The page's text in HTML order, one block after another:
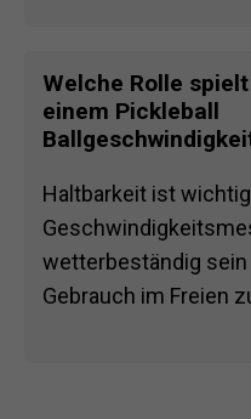
Welche Rolle
einem Pickleball
Haltbarkeit ist
wetterbeständig
Gebrauch im Freien